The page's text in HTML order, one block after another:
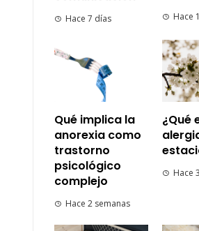
Hace 7 días Hace
Qué implica la
anorexia como
trastorno
psicológico
complejo
Hace 2 semanas
¿Qué
Hace